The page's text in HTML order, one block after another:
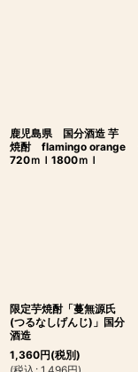
鹿児島県 国分酒造 芋
焼酎 flamingo orange
720ｍｌ1800ｍｌ
限定芋焼酎「蔓無源氏
(つるなしげんじ)」国分
酒造
1,360円(税別)